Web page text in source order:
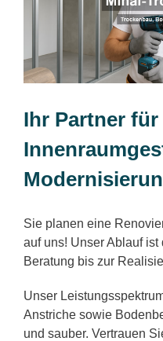
Ihr Partner für
Sie planen eine
auf uns! Unser Ablauf
Beratung bis zur
Unser
Anstriche sowie
und sauber. Vertrauen